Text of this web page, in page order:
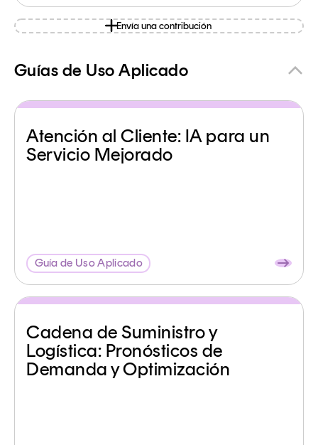
Envía una contribución
Guías de Uso Aplicado
Atención al Cliente: IA para un
Servicio Mejorado
Guía de Uso Aplicado
Cadena de Suministro y
Logística: Pronósticos de
Demanda y Optimización